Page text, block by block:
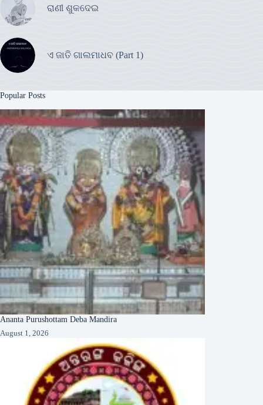
ରାଣୀ ଶୁକଦେଇ
ଏ ଜାତି ଗାଲମାଧବ (Part 1)
Popular Posts
Ananta Purushottam Deba Mandira
August 1, 2026